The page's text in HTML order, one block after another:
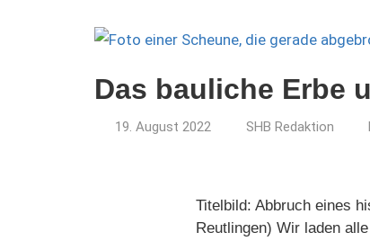
Das bauliche Erbe
19. August 2022 SHB Redaktion
Titelbild: Abbruch eines
Reutlingen) Wir laden